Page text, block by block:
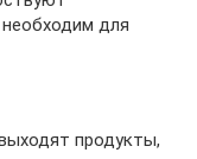
для
продукты,